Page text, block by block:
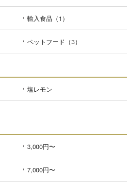
輸入食品（1）
ペットフード（3）
塩レモン
3,000円〜
7,000円〜